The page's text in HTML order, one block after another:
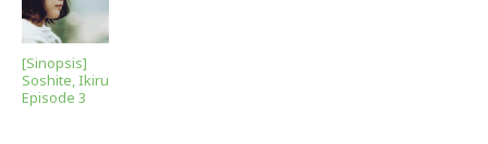
[Sinopsis]
Soshite, Ikiru
Episode 3